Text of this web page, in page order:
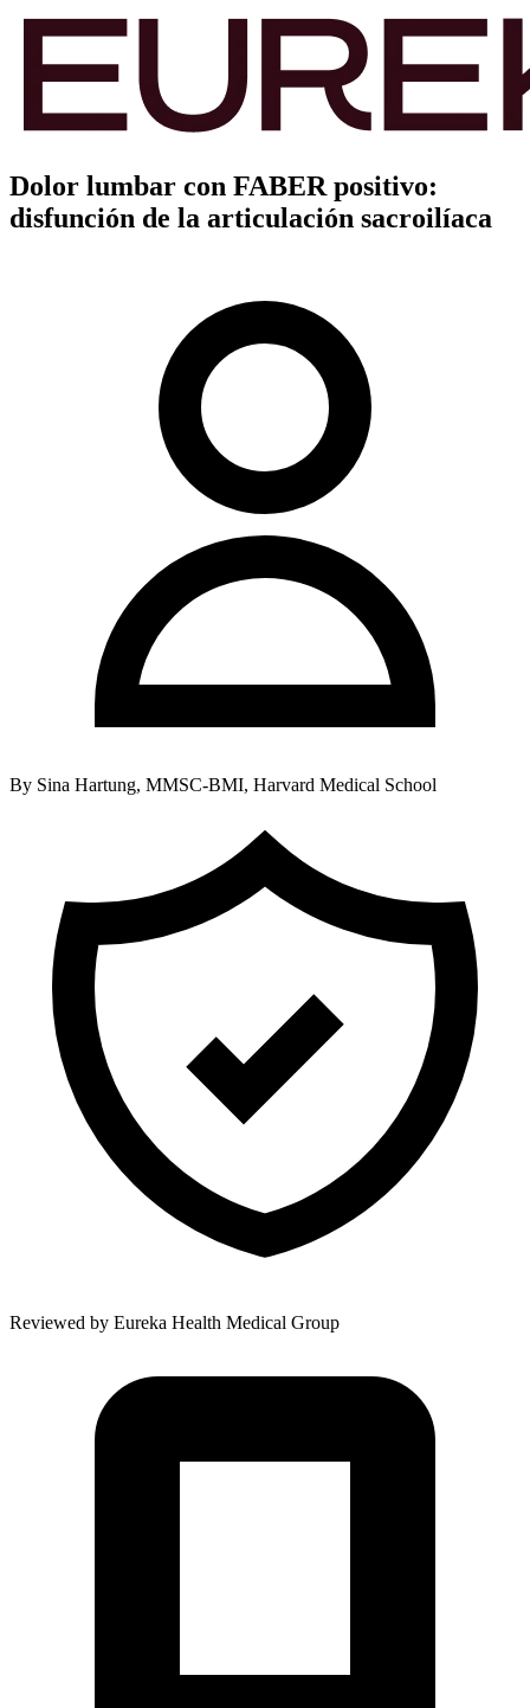
Dolor lumbar con FABER positivo:
disfunción de la articulación sacroilíaca
By Sina Hartung, MMSC-BMI, Harvard Medical School
Reviewed by Eureka Health Medical Group